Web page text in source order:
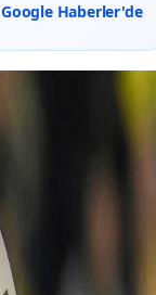
Haberler'de